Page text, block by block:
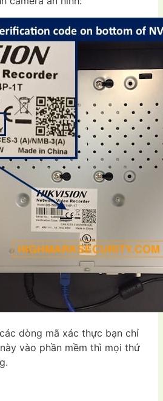
dòng mã xác thực bạn chỉ
vào phần mềm thì mọi thứ